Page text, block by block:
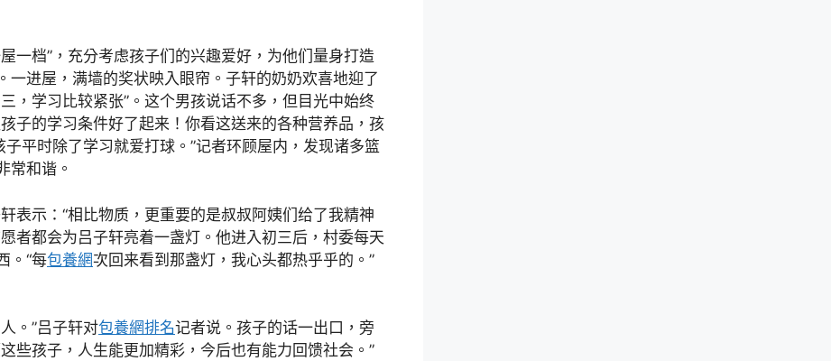
一档”，充分考虑孩子们的兴趣爱好，为他们量身打造
一进屋，满墙的奖状映入眼帘。子轩的奶奶欢喜地迎了
，学习比较紧张”。这个男孩说话不多，但目光中始终
子的学习条件好了起来！你看这送来的各种营养品，孩
平时除了学习就爱打球。”记者环顾屋内，发现诸多篮
常和谐。
表示：“相比物质，更重要的是叔叔阿姨们给了我精神
者都会为吕子轩亮着一盏灯。他进入初三后，村委每天
。“每包養網次回来看到那盏灯，我心头都热乎乎的。”
。”吕子轩对包養網排名记者说。孩子的话一出口，旁
些孩子，人生能更加精彩，今后也有能力回馈社会。”